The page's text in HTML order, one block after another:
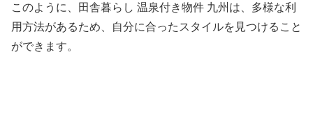
このように、田舎暮らし 温泉付き物件 九州は、多様な利
用方法があるため、自分に合ったスタイルを見つけること
ができます。